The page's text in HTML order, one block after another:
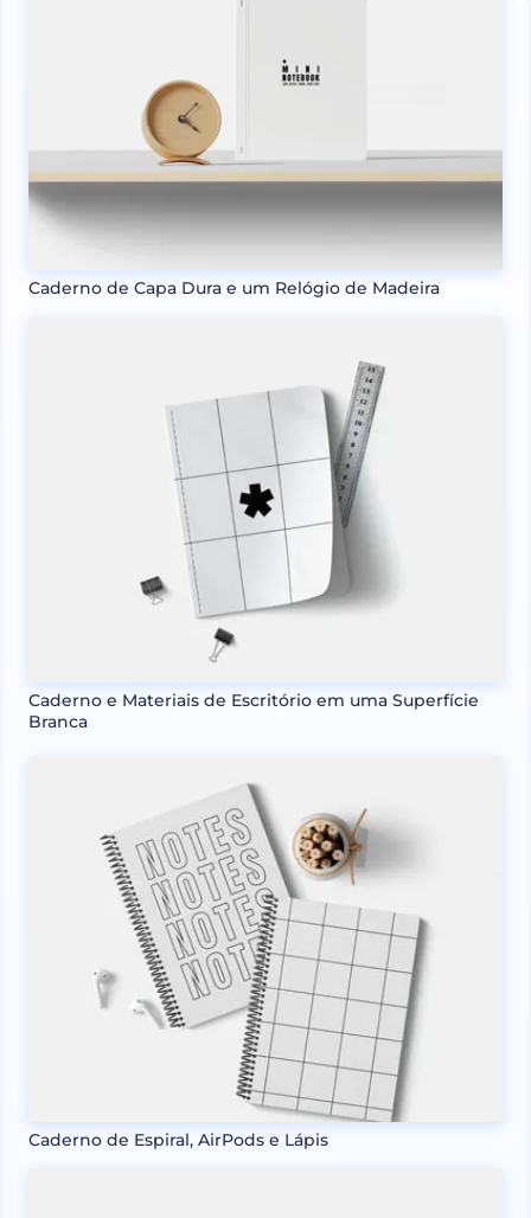
Caderno de Capa Dura e um Relógio de Madeira
Caderno e Materiais de Escritório em uma Superfície
Branca
Caderno de Espiral, AirPods e Lápis